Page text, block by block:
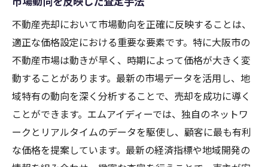
不動産売却において市場動向を正確に反映することは、
適正な価格設定における重要な要素です。特に大阪市の
不動産市場は動きが早く、時期によって価格が大きく変
動することがあります。最新の市場データを活用し、地
域特有の動向を深く分析することで、売却を成功に導く
ことができます。エムアイディーでは、独自のネットワ
ークとリアルタイムのデータを駆使し、顧客に最も有利
な価格を提案しています。最新の経済指標や地域開発の